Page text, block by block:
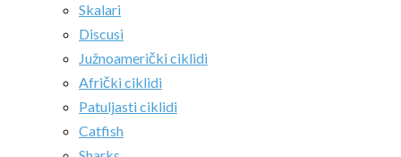
Skalari
Discusi
Južnoamerički ciklidi
Afrički ciklidi
Patuljasti ciklidi
Catfish